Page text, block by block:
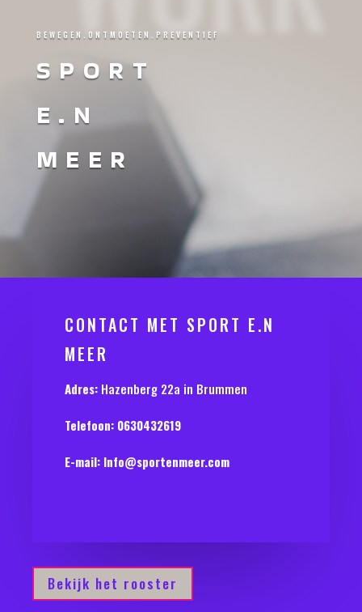
BEWEGEN.ONTMOETEN.PREVENTIEF
SPORT
E.N
MEER
CONTACT MET SPORT E.N
MEER
Adres: Hazenberg 22a in Brummen
Telefoon: 0630432619
E-mail: Info@sportenmeer.com
Bekijk het rooster